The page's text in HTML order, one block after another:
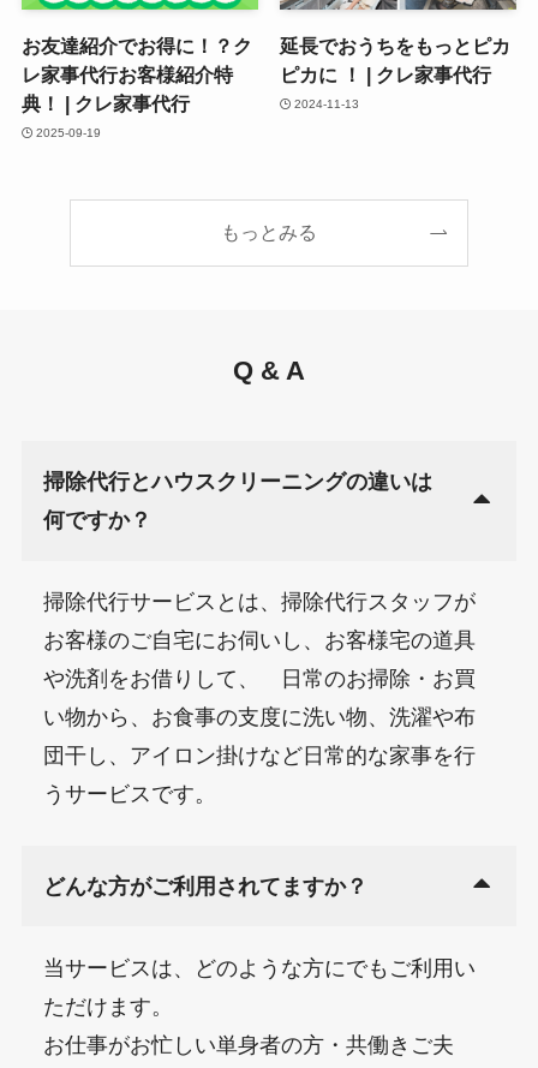
お友達紹介でお得に！？ク
レ家事代行お客様紹介特
典！ | クレ家事代行
2025-09-19
延長でおうちをもっとピカ
ピカに ！ | クレ家事代行
2024-11-13
もっとみる
Q & A
掃除代行とハウスクリーニングの違いは
何ですか？
掃除代行サービスとは、掃除代行スタッフが
お客様のご自宅にお伺いし、お客様宅の道具
や洗剤をお借りして、 日常のお掃除・お買
い物から、お食事の支度に洗い物、洗濯や布
団干し、アイロン掛けなど日常的な家事を行
うサービスです。
どんな方がご利用されてますか？
当サービスは、どのような方にでもご利用い
ただけます。
お仕事がお忙しい単身者の方・共働きご夫